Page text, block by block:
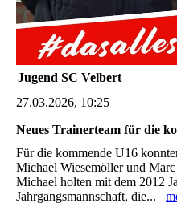
Jugend SC Velbert
27.03.2026, 10:25
Neues Trainerteam für die
Für die kommende U16
Michael Wiesemöller und
Michael holten mit dem 2012
Jahrgangsmannschaft, die...